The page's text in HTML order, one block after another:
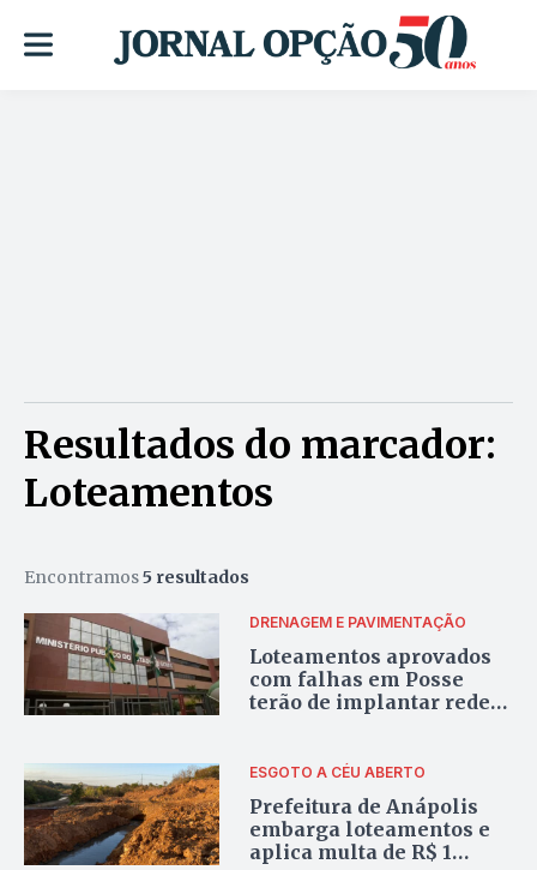
Resultados do marcador:
Loteamentos
Encontramos5 resultados
DRENAGEM E PAVIMENTAÇÃO
Loteamentos aprovados
com falhas em Posse
terão de implantar rede
ESGOTO A CÉU ABERTO
Prefeitura de Anápolis
embarga loteamentos e
aplica multa de R$ 1